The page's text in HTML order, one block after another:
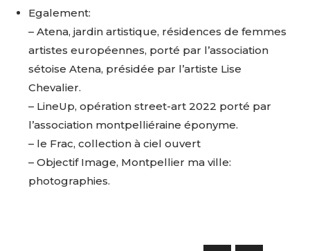
Adresse email*
Nom
Egalement:
– Atena, jardin artistique, résidences de femmes
artistes européennes, porté par l’association
sétoise Atena, présidée par l’artiste Lise
Chevalier.
– LineUp, opération street-art 2022 porté par
l’association montpelliéraine éponyme.
– le Frac, collection à ciel ouvert
– Objectif Image, Montpellier ma ville:
photographies.